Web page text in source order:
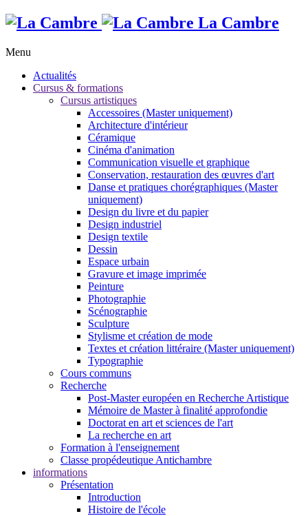
La Cambre
Menu
Actualités
Cursus & formations
Cursus artistiques
Accessoires (Master uniquement)
Architecture d'intérieur
Céramique
Cinéma d'animation
Communication visuelle et graphique
Conservation, restauration des œuvres d'art
Danse et pratiques chorégraphiques (Master
uniquement)
Design du livre et du papier
Design industriel
Design textile
Dessin
Espace urbain
Gravure et image imprimée
Peinture
Photographie
Scénographie
Sculpture
Stylisme et création de mode
Textes et création littéraire (Master uniquement)
Typographie
Cours communs
Recherche
Post-Master européen en Recherche Artistique
Mémoire de Master à finalité approfondie
Doctorat en art et sciences de l'art
La recherche en art
Formation à l'enseignement
Classe propédeutique Antichambre
informations
Présentation
Introduction
Histoire de l'école